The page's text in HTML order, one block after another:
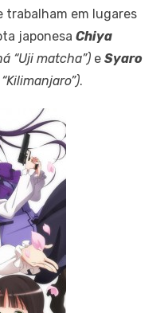
trabalham em lugares
japonesa Chiya
“Uji matcha”) e Syaro
.